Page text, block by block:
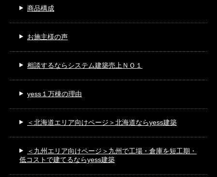
商品構成
お施主様の声
相談するならシステム建築売上ＮＯ１
yess１万棟の理由
＜北海道エリア向けページ＞北海道ならyess建築
＜九州エリア向けページ＞ 九州で工場・倉庫を短工期・
低コストで建てるならyess建築